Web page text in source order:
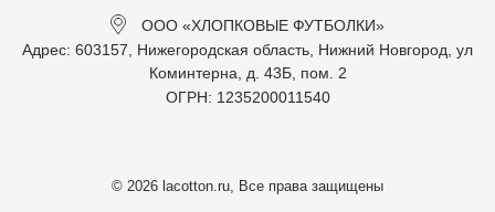
ООО «ХЛОПКОВЫЕ ФУТБОЛКИ»
Адрес: 603157, Нижегородская область, Нижний Новгород, ул
Коминтерна, д. 43Б, пом. 2
ОГРН: 1235200011540
© 2026 lacotton.ru, Все права защищены